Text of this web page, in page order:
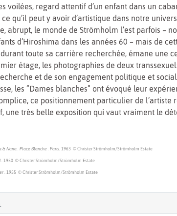
voilées, regard attentif d’un enfant dans un
qu’il peut y avoir d’artistique dans notre
abrupt, le monde de Strömholm l’est parfois –
d’Hiroshima dans les années 60 – mais de
durant toute sa carrière recherchée, émane une
étage, les photographies de deux
et de son engagement politique et
les “Dames blanches” ont évoqué leur
ce positionnement particulier de l’artiste
une très belle exposition qui vaut vraiment le
& Nana . Place Blanche . Paris. 1963 © Christer Strömholm/Strömholm Estate
. 1950 © Christer Strömholm/Strömholm Estate
. 1955 © Christer Strömholm/Strömholm Estate